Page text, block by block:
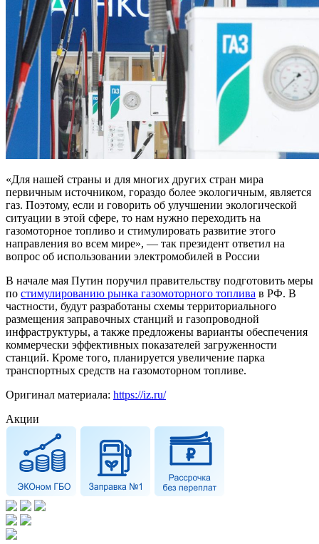
«Для нашей страны и для многих других стран мира
первичным источником, гораздо более экологичным, является
газ. Поэтому, если и говорить об улучшении экологической
ситуации в этой сфере, то нам нужно переходить на
газомоторное топливо и стимулировать развитие этого
направления во всем мире», — так президент ответил на
вопрос об использовании электромобилей в России
В начале мая Путин поручил правительству подготовить меры
по стимулированию рынка газомоторного топлива в РФ. В
частности, будут разработаны схемы территориального
размещения заправочных станций и газопроводной
инфраструктуры, а также предложены варианты обеспечения
коммерчески эффективных показателей загруженности
станций. Кроме того, планируется увеличение парка
транспортных средств на газомоторном топливе.
Оригинал материала: https://iz.ru/
Акции